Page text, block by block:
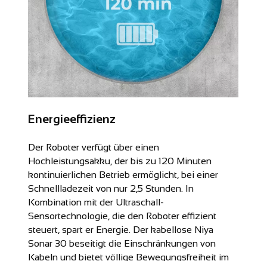
Energieeffizienz
Der Roboter verfügt über einen
Hochleistungsakku, der bis zu 120 Minuten
kontinuierlichen Betrieb ermöglicht, bei einer
Schnellladezeit von nur 2,5 Stunden. In
Kombination mit der Ultraschall-
Sensortechnologie, die den Roboter effizient
steuert, spart er Energie. Der kabellose Niya
Sonar 30 beseitigt die Einschränkungen von
Kabeln und bietet völlige Bewegungsfreiheit im